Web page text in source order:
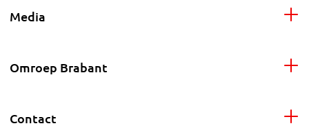
Media
Omroep Brabant
Contact